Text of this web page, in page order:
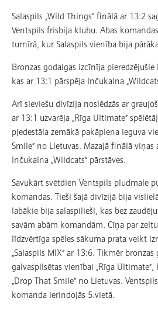
Salaspils „Wild Things” finālā ar 13:2
Ventspils frisbija klubu. Abas
turnīrā, kur Salaspils vienība bija
Bronzas godalgas izcīnīja pieredzējušie
kas ar 13:1 pārspēja Inčukalna
Arī sieviešu divīzija noslēdzās ar
ar 13:1 uzvarēja „Rīga Ultimate”
pjedestāla zemākā pakāpiena ieguva
Smile” no Lietuvas. Mazajā finālā
Inčukalna „Wildcats” pārstāves.
Savukārt svētdien Ventspils pludmale
komandas. Tieši šajā divīzijā bija
labākie bija salaspilieši, kas bez
savām abām komandām. Cīņa par zeltu
līdzvērtīga spēles sākuma prata veikt
„Salaspils MIX” ar 13:6. Tikmēr
galvaspilsētas vienībai „Rīga
„Drop That Smile” no Lietuvas.
komanda ierindojās 5.vietā.